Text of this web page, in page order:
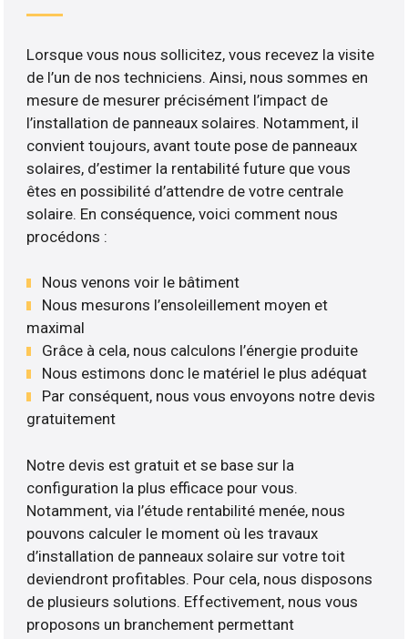
Lorsque vous nous sollicitez, vous recevez la visite
de l’un de nos techniciens. Ainsi, nous sommes en
mesure de mesurer précisément l’impact de
l’installation de panneaux solaires. Notamment, il
convient toujours, avant toute pose de panneaux
solaires, d’estimer la rentabilité future que vous
êtes en possibilité d’attendre de votre centrale
solaire. En conséquence, voici comment nous
procédons :
Nous venons voir le bâtiment
Nous mesurons l’ensoleillement moyen et
maximal
Grâce à cela, nous calculons l’énergie produite
Nous estimons donc le matériel le plus adéquat
Par conséquent, nous vous envoyons notre devis
gratuitement
Notre devis est gratuit et se base sur la
configuration la plus efficace pour vous.
Notamment, via l’étude rentabilité menée, nous
pouvons calculer le moment où les travaux
d’installation de panneaux solaire sur votre toit
deviendront profitables. Pour cela, nous disposons
de plusieurs solutions. Effectivement, nous vous
proposons un branchement permettant